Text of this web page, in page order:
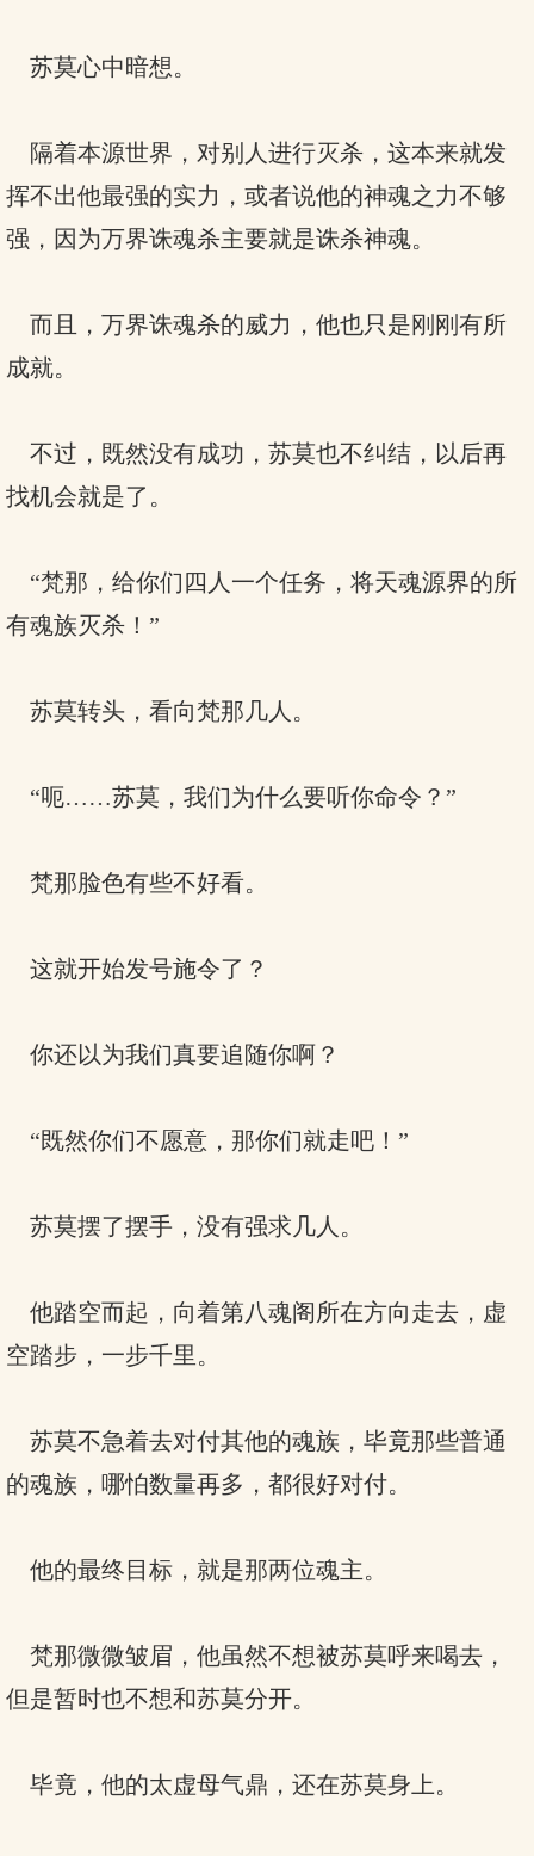
苏莫心中暗想。
隔着本源世界，对别人进行灭杀，这本来就发
挥不出他最强的实力，或者说他的神魂之力不够
强，因为万界诛魂杀主要就是诛杀神魂。
而且，万界诛魂杀的威力，他也只是刚刚有所
成就。
不过，既然没有成功，苏莫也不纠结，以后再
找机会就是了。
“梵那，给你们四人一个任务，将天魂源界的所
有魂族灭杀！”
苏莫转头，看向梵那几人。
“呃……苏莫，我们为什么要听你命令？”
梵那脸色有些不好看。
这就开始发号施令了？
你还以为我们真要追随你啊？
“既然你们不愿意，那你们就走吧！”
苏莫摆了摆手，没有强求几人。
他踏空而起，向着第八魂阁所在方向走去，虚
空踏步，一步千里。
苏莫不急着去对付其他的魂族，毕竟那些普通
的魂族，哪怕数量再多，都很好对付。
他的最终目标，就是那两位魂主。
梵那微微皱眉，他虽然不想被苏莫呼来喝去，
但是暂时也不想和苏莫分开。
毕竟，他的太虚母气鼎，还在苏莫身上。